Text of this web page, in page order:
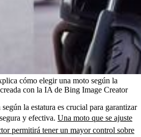
cómo elegir una moto según la
con la IA de Bing Image Creator
la estatura es crucial para garantizar
y efectiva. Una moto que se ajuste
permitirá tener un mayor control sobre